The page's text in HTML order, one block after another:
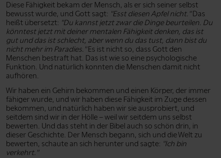
Diese Fähigkeit bekam der Mensch, als er sich seiner selbst
bewusst wurde, und Gott sagt: "Esst diesen Apfel nicht."Das
heißt übersetzt: "Du kannst jetzt zwar die Dinge beurteilen. Du
könntest jetzt mit deiner mentalen Fähigkeit denken, das ist
gut und das ist schlecht, aber wenn du das tust, dann bist du
nicht mehr im Paradies."Es ist nicht so, dass Gott den
Menschen bestraft hat. Das ist wie so eine psychologische
Funktion. Und natürlich konnten die Menschen damit nicht
aufhören.
Wir haben ein Gehirn bekommen und einen Körper, der immer
fähiger wurde, und wir haben diese Fähigkeit im Zuge dessen
bekommen, und natürlich haben wir sie ausprobiert, und
seitdem sind wir in der Hölle – weil wir seitdem uns selbst
bewerten. Und das steht in der Bibel auch so schön drin, in
dieser Geschichte. Der Mensch begann, sich und die Welt zu
bewerten, schaute an sich herunter und sagte: "Ich bin
verkehrt."